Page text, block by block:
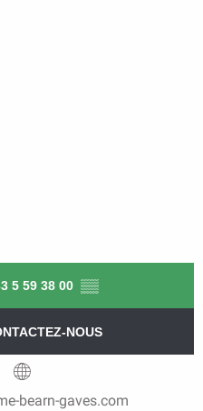
5 59 38 00 ▒▒
NOUS
bearn-gaves.com